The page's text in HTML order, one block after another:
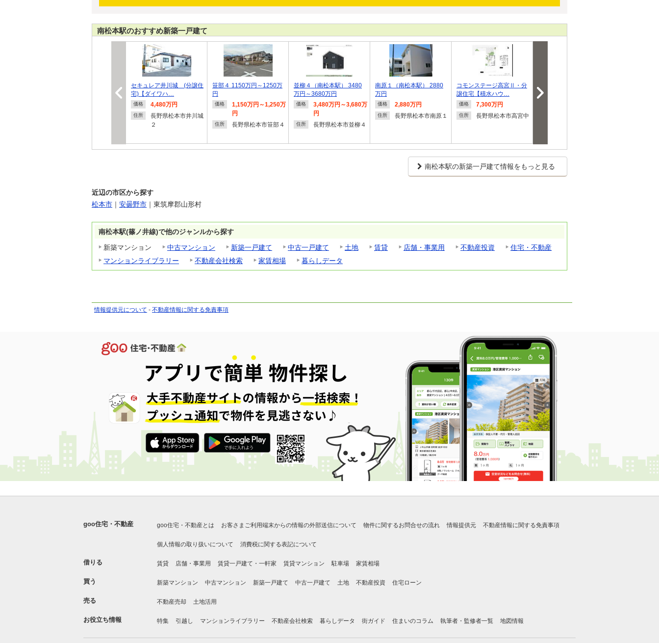
南松本駅のおすすめ新築一戸建て
セキュレア井川城 (分譲住
宅)【ダイワハ…
価格 4,480万円
住所
長野県松本市井川城
２
笹部４ 1150万円～1250万
円
価格
1,150万円～1,250万
円
住所 長野県松本市笹部４
並柳４（南松本駅） 3480
万円～3680万円
価格
3,480万円～3,680万
円
住所 長野県松本市並柳４
南原１（南松本駅） 2880
万円
価格 2,880万円
住所 長野県松本市南原１
コモンステージ高宮Ⅱ・分
譲住宅【積水ハウ…
価格 7,300万円
住所 長野県松本市高宮中
水ハウス】
南松本駅の新築一戸建て情報をもっと見る
近辺の市区から探す
松本市 ｜ 安曇野市 ｜ 東筑摩郡山形村
南松本駅(篠ノ井線)で他のジャンルから探す
新築マンション
中古マンション 新築一戸建て 中古一戸建て 土地 賃貸 店舗・事業用 不動産投資
住宅・不動産
マンションライブラリー
不動産会社検索 家賃相場 暮らしデータ
情報提供元について - 不動産情報に関する免責事項
goo住宅・不動産 goo住宅・不動産とは お客さまご利用端末からの情報の外部送信について 物件に関するお問合せの流れ 情報提供元 不動産情報に関する免責事項
個人情報の取り扱いについて 消費税に関する表記について
借りる 賃貸 店舗・事業用 賃貸一戸建て・一軒家 賃貸マンション 駐車場 家賃相場
買う 新築マンション 中古マンション 新築一戸建て 中古一戸建て 土地 不動産投資 住宅ローン
売る 不動産売却 土地活用
お役立ち情報 特集 引越し マンションライブラリー 不動産会社検索 暮らしデータ 街ガイド 住まいのコラム 執筆者・監修者一覧 地図情報